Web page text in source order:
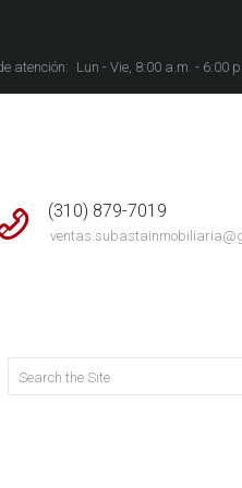
atención: Lun - Vie, 8:00 a.m. - 6:00
(310) 879-7019